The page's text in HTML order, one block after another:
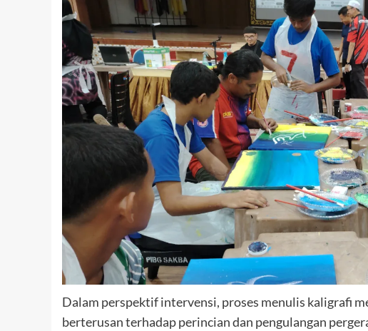
Dalam perspektif intervensi, proses menulis kaligrafi
berterusan terhadap perincian dan pengulangan